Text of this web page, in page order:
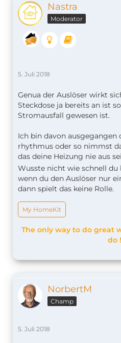
Nastra
Moderator
5. Juli 2018
Genua der Auslöser wirkt
Steckdose ja bereits an ist
Stromausfall gewesen ist.
Ich bin davon ausgegangen
rhythmus oder so nimmst
das deine Heizung nie aus
Wusste nicht wie schnell
wenn du den Auslöser nur
dann spielt das keine Rolle.
My HomeKit
The only way to do great
do !
NorbertM
Champ
5. Juli 2018